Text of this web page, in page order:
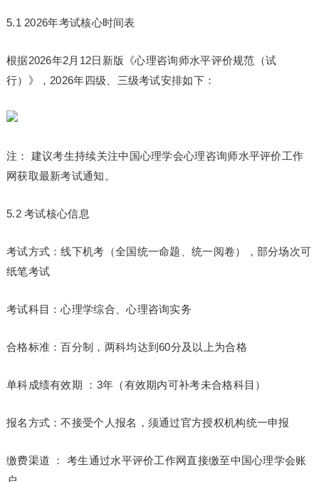
5.1 2026年考试核心时间表
根据2026年2月12日新版《心理咨询师水平评价规范（试
行）》，2026年四级、三级考试安排如下：
注： 建议考生持续关注中国心理学会心理咨询师水平评价工作
网获取最新考试通知。
5.2 考试核心信息
考试方式：线下机考（全国统一命题、统一阅卷），部分场次可
纸笔考试
考试科目：心理学综合、心理咨询实务
合格标准：百分制，两科均达到60分及以上为合格
单科成绩有效期 ：3年（有效期内可补考未合格科目）
报名方式：不接受个人报名，须通过官方授权机构统一申报
缴费渠道 ： 考生通过水平评价工作网直接缴至中国心理学会账